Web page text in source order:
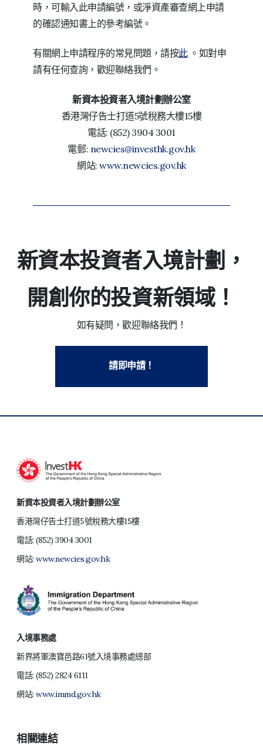
時，可輸入此申請編號，或淨資產審查網上申請
的確認通知書上的參考編號。
有關網上申請程序的常見問題，請按此。如對申
請有任何查詢，歡迎聯絡我們。
新資本投資者入境計劃辦公室
香港灣仔告士打道5號稅務大樓15樓
電話: (852) 3904 3001
電郵: newcies@investhk.gov.hk
網站:www.newcies.gov.hk
新資本投資者入境計劃，
開創你的投資新領域！
如有疑問，歡迎聯絡我們！
請即申請！
新資本投資者入境計劃辦公室
香港灣仔告士打道5號稅務大樓15樓
電話:(852) 3904 3001
網站:www.newcies.gov.hk
入境事務處
新界將軍澳寶邑路61號入境事務處總部
電話:(852) 2824 6111
網站:www.immd.gov.hk
相關連結